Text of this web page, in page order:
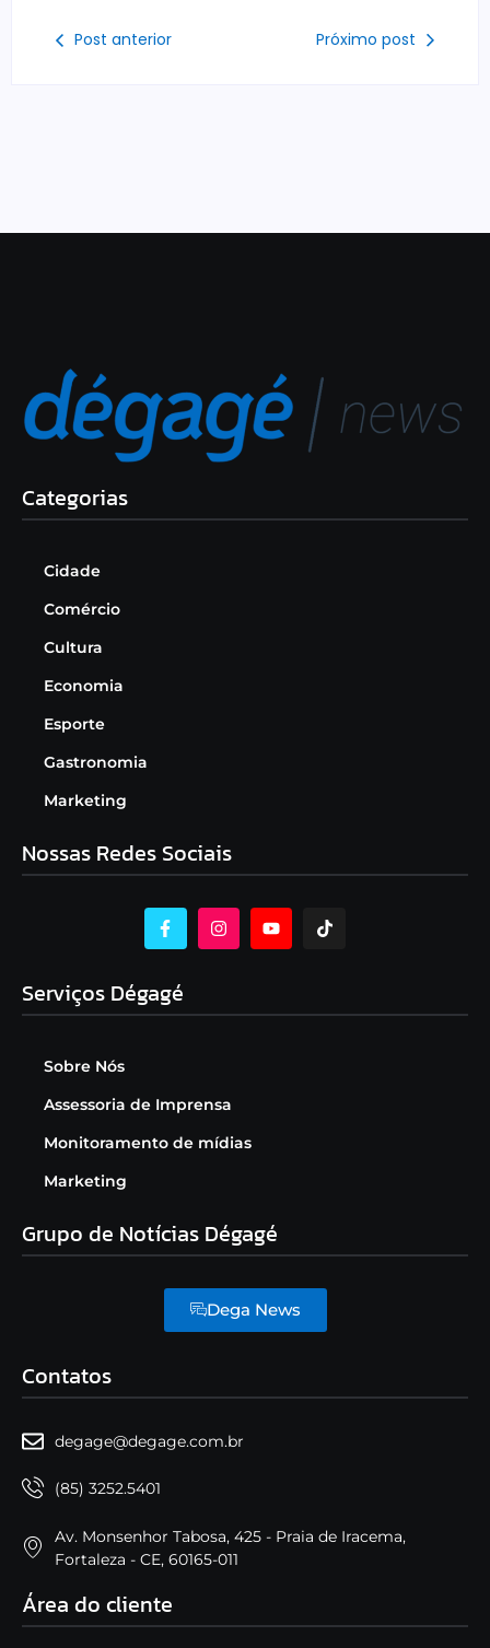
Post anterior Próximo post
Categorias
Cidade
Comércio
Cultura
Economia
Esporte
Gastronomia
Marketing
Nossas Redes Sociais
Serviços Dégagé
Sobre Nós
Assessoria de Imprensa
Monitoramento de mídias
Marketing
Grupo de Notícias Dégagé
Dega News
Contatos
degage@degage.com.br
(85) 3252.5401
Av. Monsenhor Tabosa, 425 - Praia de Iracema,
Fortaleza - CE, 60165-011
Área do cliente